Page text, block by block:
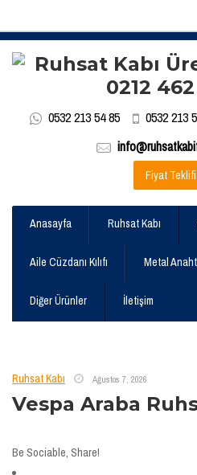
0532 213 54 85 0532 213
Fiyat
Anasayfa Ruhsat Kabı
Aile Cüzdanı Kılıfı Metal
Diğer Ürünler İletişim
Ruhsat Kabı Ağustos 7, 2026
Vespa Araba
Be Sociable, Share!